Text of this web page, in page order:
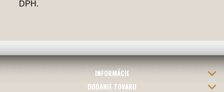
DPH.
INFORMÁCIE
DODANIE TOVARU